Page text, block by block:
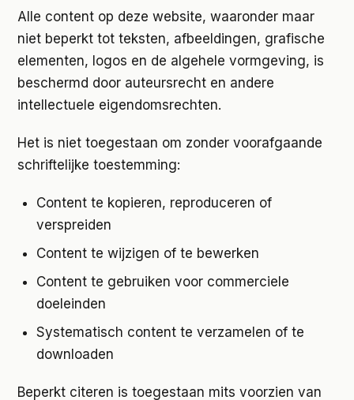
Alle content op deze website, waaronder maar
niet beperkt tot teksten, afbeeldingen, grafische
elementen, logos en de algehele vormgeving, is
beschermd door auteursrecht en andere
intellectuele eigendomsrechten.
Het is niet toegestaan om zonder voorafgaande
schriftelijke toestemming:
Content te kopieren, reproduceren of
verspreiden
Content te wijzigen of te bewerken
Content te gebruiken voor commerciele
doeleinden
Systematisch content te verzamelen of te
downloaden
Beperkt citeren is toegestaan mits voorzien van